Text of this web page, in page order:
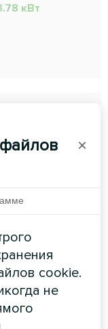
кВт
охлаждения
поддерживать
×
cookie.
не